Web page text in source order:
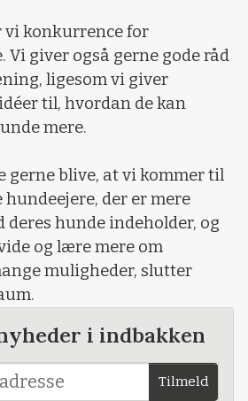
vi konkurrence for
giver også gerne gode råd
ligesom vi giver
til, hvordan de kan
mere.
gerne blive, at vi kommer til
der er mere
deres hunde indeholder, og
og lære mere om
muligheder, slutter
i indbakken
Tilmeld